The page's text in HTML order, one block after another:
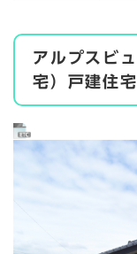
アルプスビ
宅）戸建住宅